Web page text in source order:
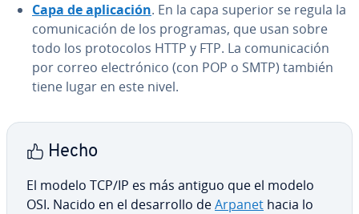
Capa de apli­ca­ción. En la capa superior se regula la
co­mu­ni­ca­ción de los programas, que usan sobre
todo los pro­to­co­los HTTP y FTP. La co­mu­ni­ca­ción
por correo ele­c­tró­ni­co (con POP o SMTP) también
tiene lugar en este nivel.
Hecho
El modelo TCP/IP es más antiguo que el modelo
OSI. Nacido en el de­sa­rro­llo deArpanet hacia lo